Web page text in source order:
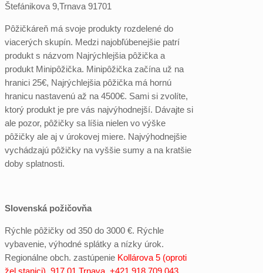
Štefánikova 9,Trnava 91701
Pôžičkáreň má svoje produkty rozdelené do
viacerých skupín. Medzi najobľúbenejšie patrí
produkt s názvom Najrýchlejšia pôžička a
produkt Minipôžička. Minipôžička začína už na
hranici 25€, Najrýchlejšia pôžička má hornú
hranicu nastavenú až na 4500€. Sami si zvolíte,
ktorý produkt je pre vás najvýhodnejší. Dávajte si
ale pozor, pôžičky sa líšia nielen vo výške
pôžičky ale aj v úrokovej miere. Najvýhodnejšie
vychádzajú pôžičky na vyššie sumy a na kratšie
doby splatnosti.
Slovenská požičovňa
Rýchle pôžičky od 350 do 3000 €. Rýchle
vybavenie, výhodné splátky a nízky úrok.
Regionálne obch. zastúpenie Kollárova 5 (oproti
žel.stanici), 917 01 Trnava, +421 918 709 043